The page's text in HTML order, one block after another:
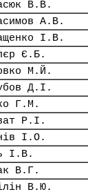
В.В.
А.В.
І.В.
Є.Б.
М.Й.
Д.І.
Г.М.
Р.І.
І.О.
І.В.
В.Г.
В.Ю.